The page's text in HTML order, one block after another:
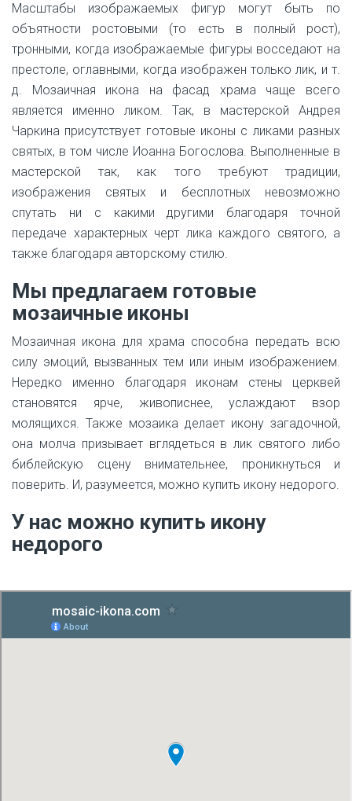
Масштабы изображаемых фигур могут быть по
объятности ростовыми (то есть в полный рост),
тронными, когда изображаемые фигуры восседают на
престоле, оглавными, когда изображен только лик, и т.
д. Мозаичная икона на фасад храма чаще всего
является именно ликом. Так, в мастерской Андрея
Чаркина присутствует готовые иконы с ликами разных
святых, в том числе Иоанна Богослова. Выполненные в
мастерской так, как того требуют традиции,
изображения святых и бесплотных невозможно
спутать ни с какими другими благодаря точной
передаче характерных черт лика каждого святого, а
также благодаря авторскому стилю.
Мы предлагаем готовые
мозаичные иконы
Мозаичная икона для храма способна передать всю
силу эмоций, вызванных тем или иным изображением.
Нередко именно благодаря иконам стены церквей
становятся ярче, живописнее, услаждают взор
молящихся. Также мозаика делает икону загадочной,
она молча призывает вглядеться в лик святого либо
библейскую сцену внимательнее, проникнуться и
поверить. И, разумеется, можно купить икону недорого.
У нас можно купить икону
недорого